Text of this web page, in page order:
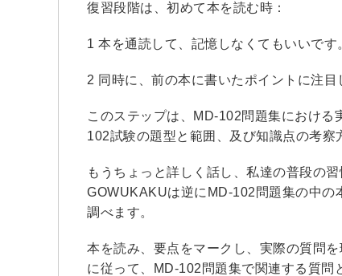
復習段階は、初めて本を読む時：
1 本を通読して、記憶しなくてもいいで
2 同時に、前の本に書いたポイントに注
このステップは、MD-102問題集におけ
102試験の題型と範囲、及び知識点の考察
もうちょっと詳しく話し、私達の普段の
GOWUKAKUは逆にMD-102問題集の中の
調べます。
本を読み、要点をマークし、実際の質問
に従って、MD-102問題集で関連する質問